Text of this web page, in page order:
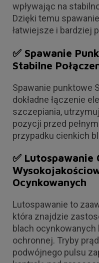
wpływając na
Dzięki temu
łatwiejsze i bardziej
✅ Spawanie
Stabilne
Spawanie punktowe
dokładne łączenie
szczepiania,
pozycji przed
przypadku cienkich
✅ Lutospawanie
Ocynkowanych
Lutospawanie to
która znajdzie
blach ocynkowanych
ochronnej. Tryby
podwójnego pulsu